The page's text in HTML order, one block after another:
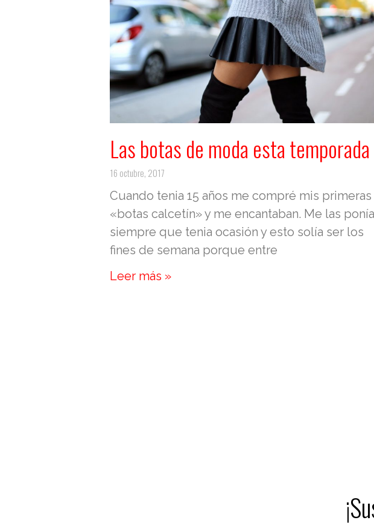
Las botas de moda esta temporada
16 octubre, 2017
Cuando tenia 15 años me compré mis primeras
«botas calcetín» y me encantaban. Me las ponía
siempre que tenia ocasión y esto solía ser los
fines de semana porque entre
Leer más »